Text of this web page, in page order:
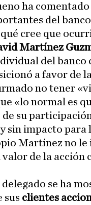
ha
del
cree que
Martínez
del banco
a favor de
no tener
«lo normal es
de su
sin impacto para
Martínez no le
de la acción
se ha
sus clientes